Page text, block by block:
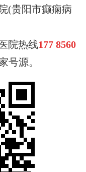
(贵阳市癫痫病
院热线177 8560
号源。